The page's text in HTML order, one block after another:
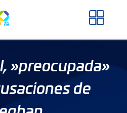
»preocupada»
de